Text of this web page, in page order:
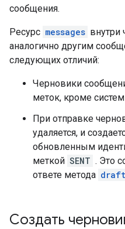
сообщения.
Ресурс messages внутри
аналогично другим
следующих отличий:
Черновики
меток, кроме
При отправке
удаляется, и
обновленным
меткой SENT . Это
ответе метода
Создать